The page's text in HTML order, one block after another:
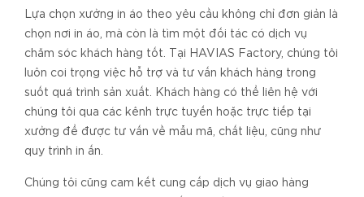
Lựa chọn xưởng in áo theo yêu cầu không chỉ đơn giản là
chọn nơi in áo, mà còn là tìm một đối tác có dịch vụ
chăm sóc khách hàng tốt. Tại HAVIAS Factory, chúng tôi
luôn coi trọng việc hỗ trợ và tư vấn khách hàng trong
suốt quá trình sản xuất. Khách hàng có thể liên hệ với
chúng tôi qua các kênh trực tuyến hoặc trực tiếp tại
xưởng để được tư vấn về mẫu mã, chất liệu, cũng như
quy trình in ấn.
Chúng tôi cũng cam kết cung cấp dịch vụ giao hàng